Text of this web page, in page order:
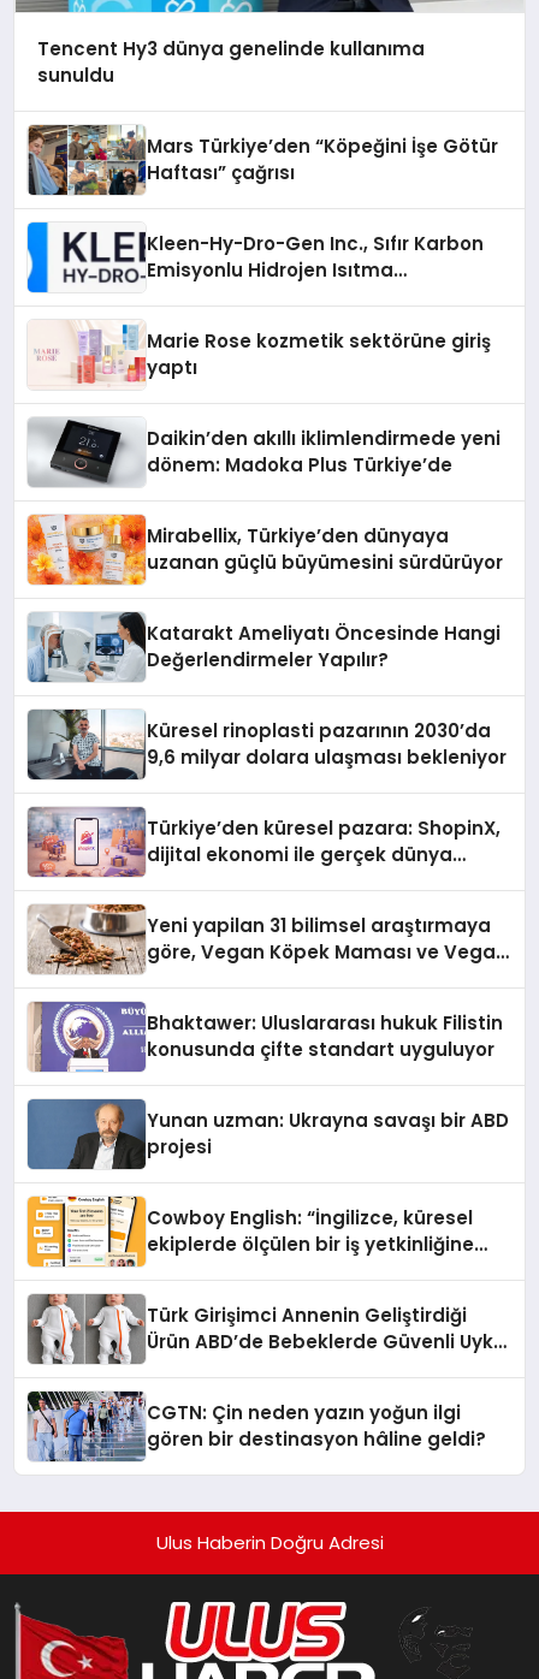
Tencent Hy3 dünya genelinde kullanıma
sunuldu
Mars Türkiye’den “Köpeğini İşe Götür
Haftası” çağrısı
Kleen-Hy-Dro-Gen Inc., Sıfır Karbon
Emisyonlu Hidrojen Isıtma
Marie Rose kozmetik sektörüne giriş
yaptı
Daikin’den akıllı iklimlendirmede yeni
dönem: Madoka Plus Türkiye’de
Mirabellix, Türkiye’den dünyaya
uzanan güçlü büyümesini sürdürüyor
Katarakt Ameliyatı Öncesinde Hangi
Değerlendirmeler Yapılır?
Küresel rinoplasti pazarının 2030’da
9,6 milyar dolara ulaşması bekleniyor
Türkiye’den küresel pazara: ShopinX,
dijital ekonomi ile gerçek dünya
Yeni yapilan 31 bilimsel araştırmaya
göre, Vegan Köpek Maması ve Vegan
Bhaktawer: Uluslararası hukuk Filistin
konusunda çifte standart uyguluyor
Yunan uzman: Ukrayna savaşı bir ABD
projesi
Cowboy English: “İngilizce, küresel
ekiplerde ölçülen bir iş yetkinliğine
Türk Girişimci Annenin Geliştirdiği
Ürün ABD’de Bebeklerde Güvenli Uyku
CGTN: Çin neden yazın yoğun ilgi
gören bir destinasyon hâline geldi?
Ulus Haberin Doğru Adresi